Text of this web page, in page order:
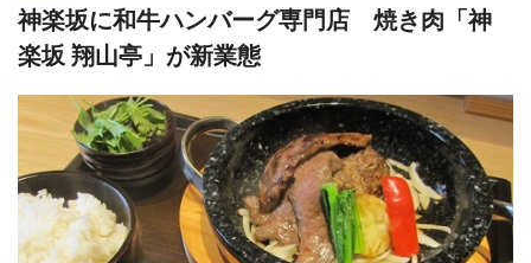
神楽坂に和牛ハンバーグ専門店 焼き肉「神
楽坂 翔山亭」が新業態